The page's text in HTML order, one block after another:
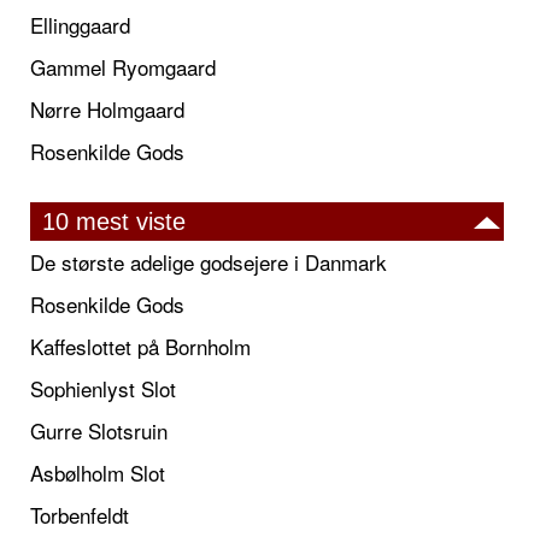
Ellinggaard
Gammel Ryomgaard
Nørre Holmgaard
Rosenkilde Gods
10 mest viste
De største adelige godsejere i Danmark
Rosenkilde Gods
Kaffeslottet på Bornholm
Sophienlyst Slot
Gurre Slotsruin
Asbølholm Slot
Torbenfeldt